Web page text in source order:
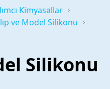
Kimyasallar
ve Model Silikonu
Silikonu